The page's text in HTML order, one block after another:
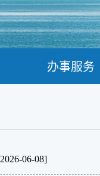
办事服务
06-08]